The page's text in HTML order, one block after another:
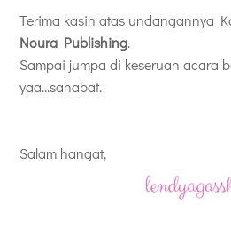
Terima kasih atas undangannya
Noura Publishing.
Sampai jumpa di keseruan acara
yaa...sahabat.
Salam hangat,